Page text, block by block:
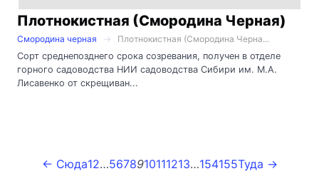
Плотнокистная (Смородина Черная)
Смородина черная
Плотнокистная (Смородина Черна...
Сорт среднепозднего срока созревания, получен в отделе
горного садоводства НИИ садоводства Сибири им. М.А.
Лисавенко от скрещиван...
← Сюда12…5678910111213…154155Туда →